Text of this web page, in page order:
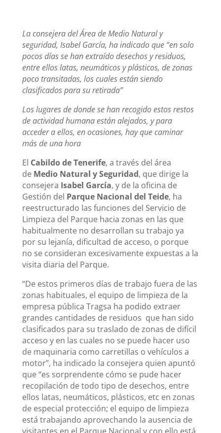
La consejera del Área de Medio Natural y
seguridad, Isabel García, ha indicado que “en solo
pocos días se han extraído desechos y residuos,
entre ellos latas, neumáticos y plásticos, de zonas
poco transitadas, los cuales están siendo
clasificados para su retirada”
Los lugares de donde se han recogido estos restos
de actividad humana están alejados, y para
acceder a ellos, en ocasiones, hay que caminar
más de una hora
El Cabildo de Tenerife, a través del área
de Medio Natural y Seguridad, que dirige la
consejera Isabel García, y de la oficina de
Gestión del Parque Nacional del Teide, ha
reestructurado las funciones del Servicio de
Limpieza del Parque hacia zonas en las que
habitualmente no desarrollan su trabajo ya
por su lejanía, dificultad de acceso, o porque
no se consideran excesivamente expuestas a la
visita diaria del Parque.
“De estos primeros días de trabajo fuera de las
zonas habituales, el equipo de limpieza de la
empresa pública Tragsa ha podido extraer
grandes cantidades de residuos que han sido
clasificados para su traslado de zonas de difícil
acceso y en las cuales no se puede hacer uso
de maquinaria como carretillas o vehículos a
motor”, ha indicado la consejera quien apuntó
que “es sorprendente cómo se pude hacer
recopilación de todo tipo de desechos, entre
ellos latas, neumáticos, plásticos, etc en zonas
de especial protección; el equipo de limpieza
está trabajando aprovechando la ausencia de